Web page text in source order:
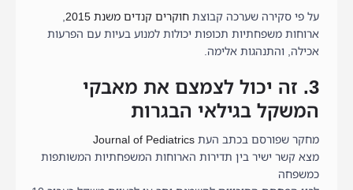
על פי סקירה שערכה קבוצת חוקרים קנדים משנת 2015
,
ארוחות משפחתיות תכופות יכולות למנוע בעיות עם הפרעות
אכילה, והתנהגות אלימה.
3. זה יכול לצמצם את מאבקי
המשקל בגילאי הבגרות
מחקר שפורסם בכתב העת Journal of Pediatrics
מצא קשר ישיר בין תדירות הארוחות המשפחתיות המשותפות
כמשפחה